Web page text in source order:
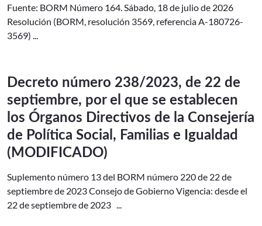
Fuente: BORM Número 164. Sábado, 18 de julio de 2026
Resolución (BORM, resolución 3569, referencia A-180726-
3569) ...
Decreto número 238/2023, de 22 de
septiembre, por el que se establecen
los Órganos Directivos de la Consejería
de Política Social, Familias e Igualdad
(MODIFICADO)
Suplemento número 13 del BORM número 220 de 22 de
septiembre de 2023 Consejo de Gobierno Vigencia: desde el
22 de septiembre de 2023 ...